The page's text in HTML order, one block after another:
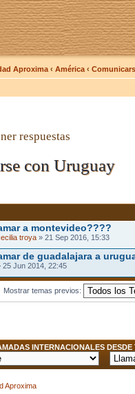
Aproxima ‹ América ‹
respuestas
con Uruguay
a montevideo????
troya» 21 Sep 2016, 15:33
de guadalajara a
Jun 2014, 22:45
Mostrar temas previos:
INTERNACIONALES DESDE
Aproxima